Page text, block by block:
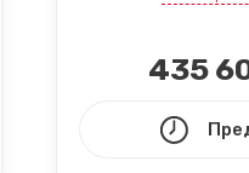
435